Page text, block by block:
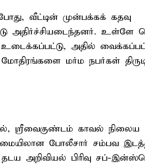
வீட்டின் முன்பக்கக் கதவு
அதிர்ச்சியடைந்தனர். உள்ளே
அதில்
மர்ம நபர்கள்
ஸ்ரீவைகுண்டம் காவல் நிலைய
போலீசார் சம்பவ
அறிவியல் பிரிவு சப்-